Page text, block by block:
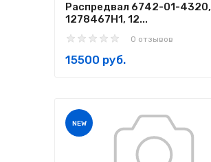
Распредвал 6742-01-4320,
1278467H1, 12...
0 отзывов
15500 руб.
NEW